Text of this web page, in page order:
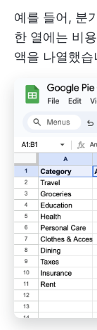
예를 들어, 분
한 열에는 비
액을 나열했습